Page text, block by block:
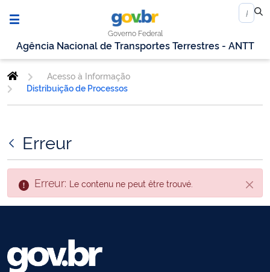
Governo Federal
Agência Nacional de Transportes Terrestres - ANTT
Acesso à Informação
Distribuição de Processos
Erreur
Fin
Erreur: Le contenu ne peut être trouvé.